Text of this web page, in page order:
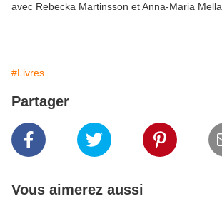
avec Rebecka Martinsson et Anna-Maria Mella.
#Livres
Partager
Vous aimerez aussi